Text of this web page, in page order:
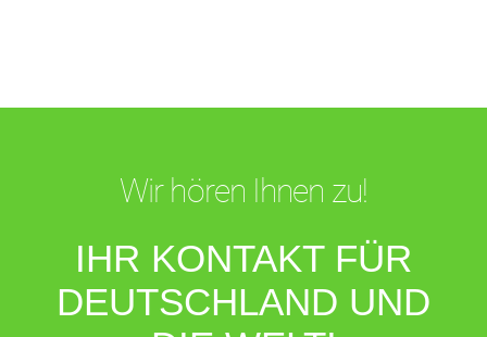
Wir hören Ihnen zu!
IHR KONTAKT FÜR
DEUTSCHLAND UND